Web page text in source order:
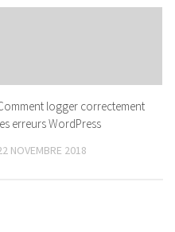
logger correctement
erreurs WordPress
NOVEMBRE 2018